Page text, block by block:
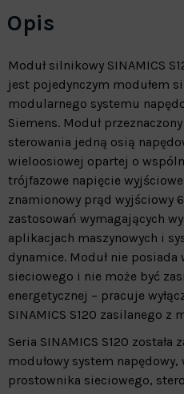
Opis
Moduł silnikowy SINAMICS
jest pojedynczym modułem
modularnego systemu
Siemens. Moduł
sterowania jedną osią
wieloosiowej opartej o
trójfazowe napięcie
znamionowy prąd wyjściowy
zastosowań wymagających
aplikacjach maszynowych i
dynamice. Moduł nie posiada
sieciowego i nie może być
energetycznej – pracuje
SINAMICS S120 zasilanego z
Seria SINAMICS S120
modułowy system
prostownika sieciowego,